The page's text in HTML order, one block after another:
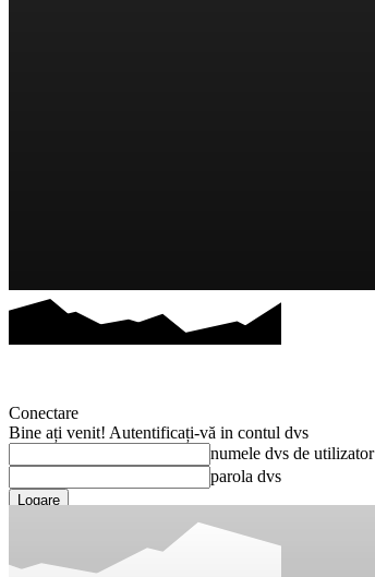
Conectare
Bine ați venit! Autentificați-vă in contul dvs
numele dvs de utilizator
parola dvs
Ați uitat parola? obține ajutor
Recuperați-vă parola